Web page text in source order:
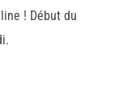
! Début du